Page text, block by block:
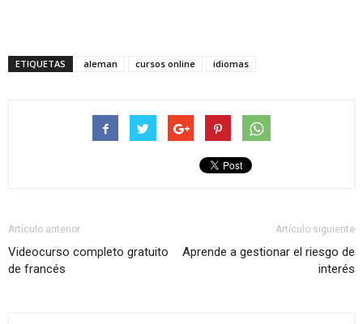
ETIQUETAS aleman cursos online idiomas
Artículo anterior
Videocurso completo gratuito
de francés
Artículo siguiente
Aprende a gestionar el riesgo de
interés